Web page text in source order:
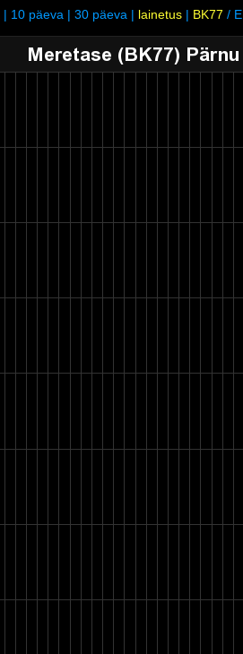
| 10 päeva | 30 päeva | lainetus | BK77 /